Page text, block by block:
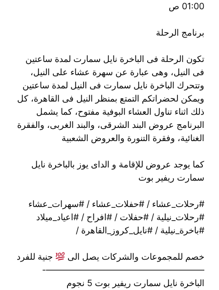
01:00 ص
برنامج الرحلة
تكون الرحلة فى الباخرة نايل سمارت لمدة ساعتين
فى النيل، وهى عبارة عن سهرة عشاء على النيل،
وتتحرك الباخرة نايل سمارت فى النيل لمدة ساعتين
ويمكن لحضراتكم التمتع بمنظر النيل فى القاهرة، كل
ذلك اثناء تناول العشاء البوفية مفتوح، كما يشمل
البرنامج عروض البند الشرقى، والبند الغربى، والفقرة
الغنائية، وفقرة التنورة والعروض الشعبية
كما يوجد عروض للإقامة و الداى يوز بالباخرة نايل
سمارت ريفير بوت
#رحلات_عشاء / #حفلات_عشاء / #سهرات_عشاء
#رحلات_نيلية / #حفلات / #افراح / #اعياد_ميلاد
#باخرة_نيلية / #نايل_كروز_القاهرة /
خصم للمجموعات والشركات يصل الى
جنية للفرد
——————————————————-
الباخرة نايل سمارت ريفير بوت 5 نجوم